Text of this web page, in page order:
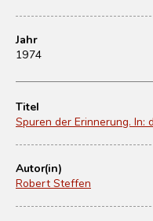
Jahr
1974
Titel
Spuren der Erinnerung. In:
Autor(in)
Robert Steffen